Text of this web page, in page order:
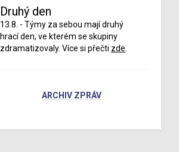
Druhý den
13.8. - Týmy za sebou mají druhý
hrací den, ve kterém se skupiny
zdramatizovaly. Více si přečti zde
ARCHIV ZPRÁV